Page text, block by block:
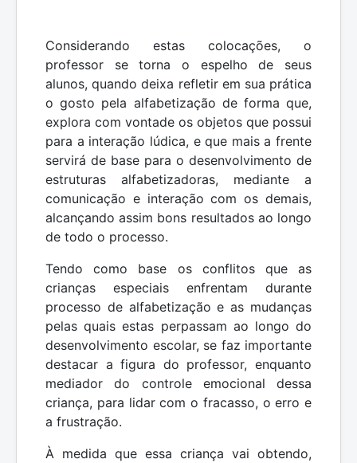
Considerando estas colocações, o
professor se torna o espelho de seus
alunos, quando deixa refletir em sua prática
o gosto pela alfabetização de forma que,
explora com vontade os objetos que possui
para a interação lúdica, e que mais a frente
servirá de base para o desenvolvimento de
estruturas alfabetizadoras, mediante a
comunicação e interação com os demais,
alcançando assim bons resultados ao longo
de todo o processo.
Tendo como base os conflitos que as
crianças especiais enfrentam durante
processo de alfabetização e as mudanças
pelas quais estas perpassam ao longo do
desenvolvimento escolar, se faz importante
destacar a figura do professor, enquanto
mediador do controle emocional dessa
criança, para lidar com o fracasso, o erro e
a frustração.
À medida que essa criança vai obtendo,